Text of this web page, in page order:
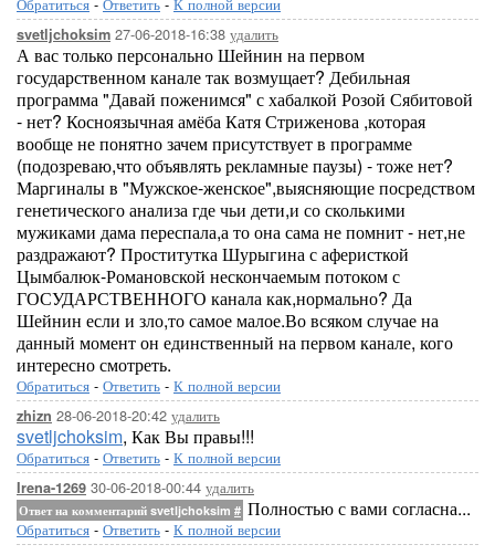
svetljchoksim 27-06-2018-16:38 удалить
А вас только персонально Шейнин на первом
государственном канале так возмущает? Дебильная
программа "Давай поженимся" с хабалкой Розой Сябитовой
- нет? Косноязычная амёба Катя Стриженова ,которая
вообще не понятно зачем присутствует в программе
(подозреваю,что объявлять рекламные паузы) - тоже нет?
Маргиналы в "Мужское-женское",выясняющие посредством
генетического анализа где чьи дети,и со сколькими
мужиками дама переспала,а то она сама не помнит - нет,не
раздражают? Проститутка Шурыгина с аферисткой
Цымбалюк-Романовской нескончаемым потоком с
ГОСУДАРСТВЕННОГО канала как,нормально? Да
Шейнин если и зло,то самое малое.Во всяком случае на
данный момент он единственный на первом канале, кого
интересно смотреть.
Обратиться - Ответить - К полной версии
zhizn 28-06-2018-20:42 удалить
svetljchoksim, Как Вы правы!!!
Обратиться - Ответить - К полной версии
Irena-1269 30-06-2018-00:44 удалить
Ответ на комментарий svetljchoksim # Полностью с вами согласна...
Обратиться - Ответить - К полной версии